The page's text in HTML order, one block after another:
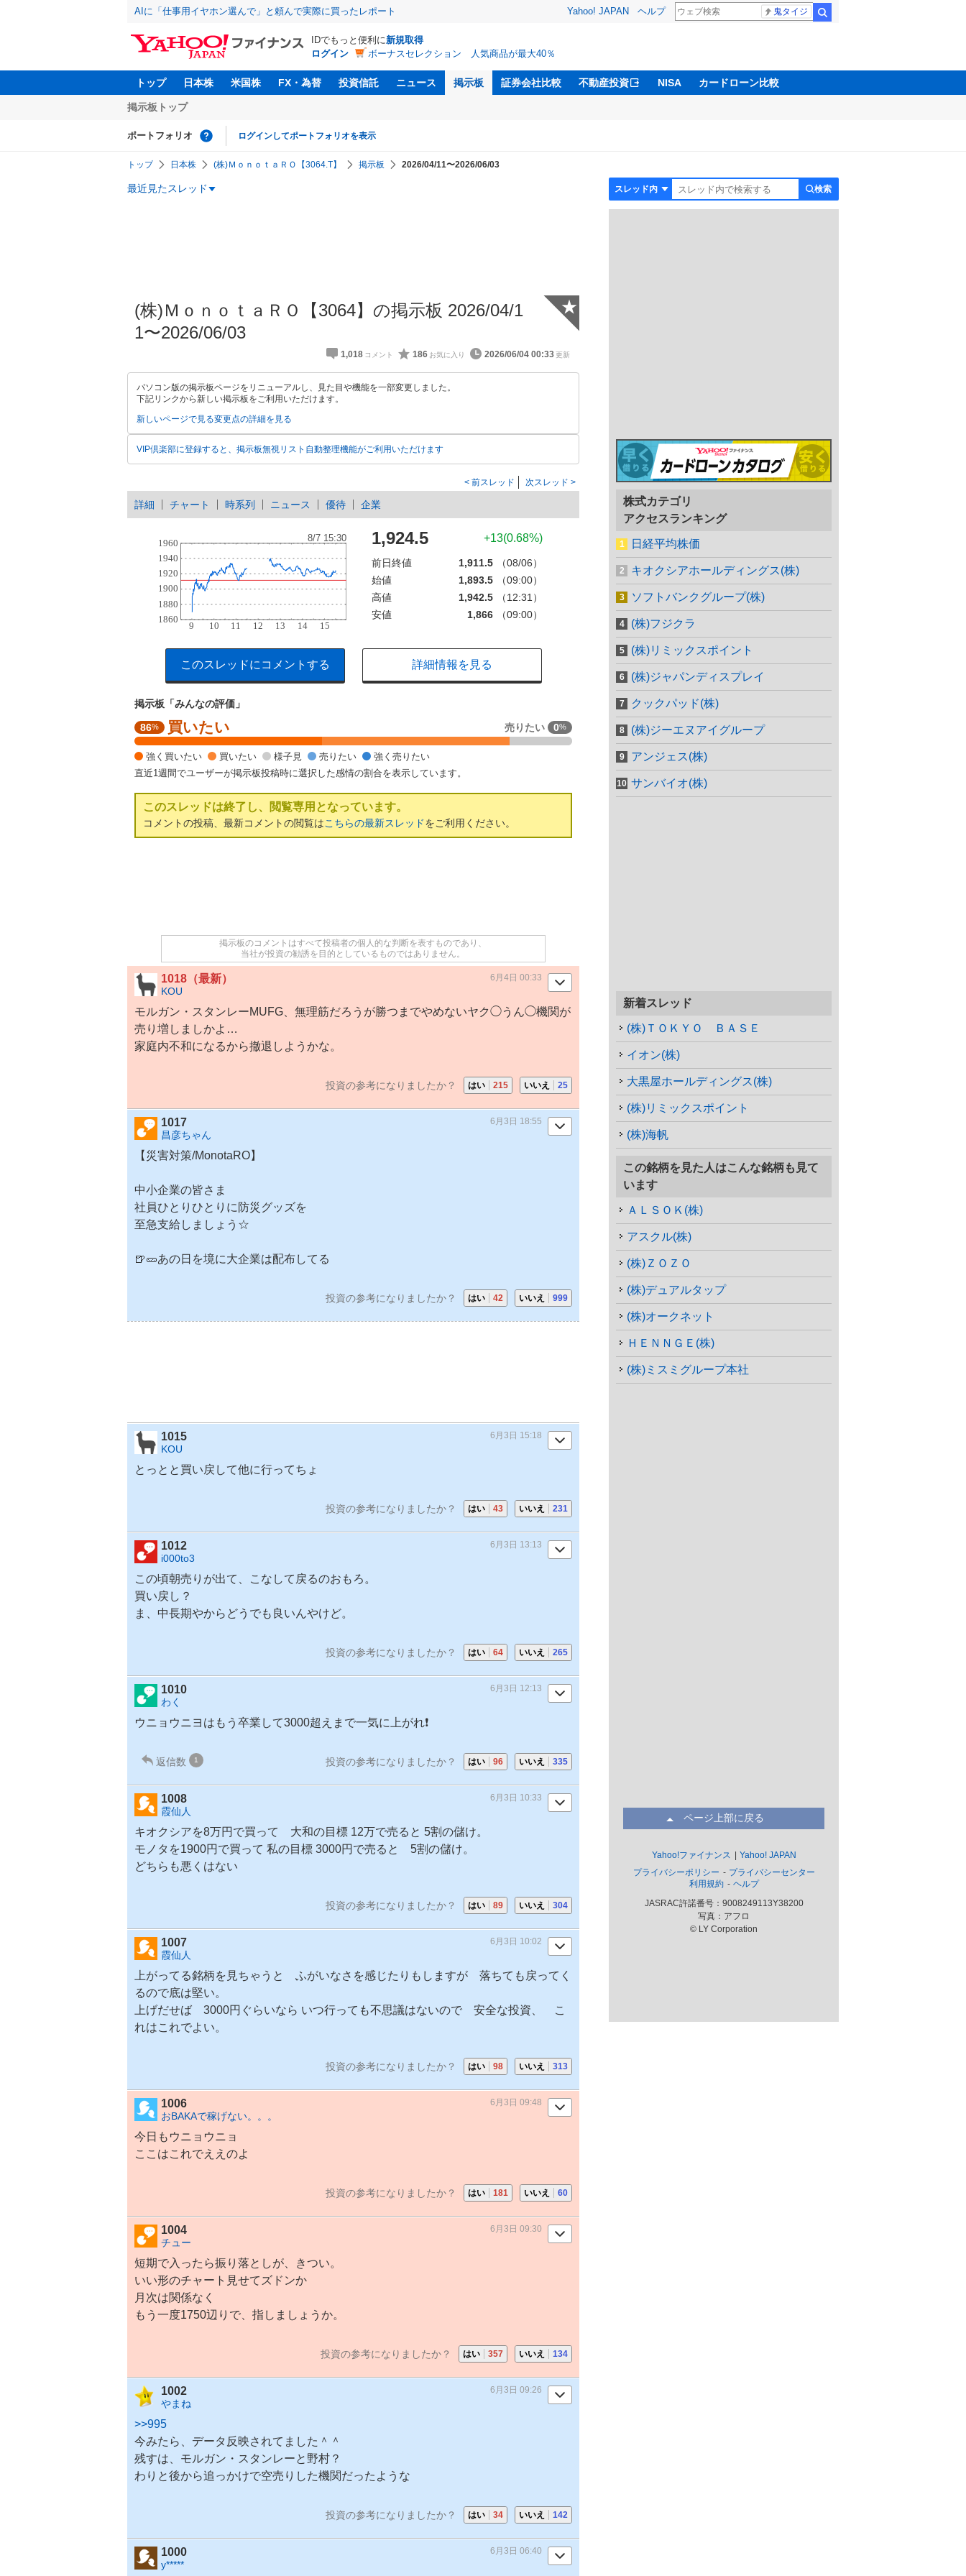
AIに「仕事用イヤホン選んで」と頼んで実際に買ったレポート Yahoo! JAPAN ヘルプ 鬼タイジ
IDでもっと便利に新規取得
ログイン
ボーナスセレクション 人気商品が最大40％
トップ 日本株 米国株 FX・為替 投資信託 ニュース 掲示板 証券会社比較 不動産投資 NISA カードローン比較
掲示板トップ
ポートフォリオ ログインしてポートフォリオを表示
トップ 日本株 (株)ＭｏｎｏｔａＲＯ【3064.T】 掲示板 2026/04/11〜2026/06/03
最近見たスレッド 検索
(株)ＭｏｎｏｔａＲＯ【3064】の掲示板 2026/04/1
1〜2026/06/03
1,018 186 2026/06/04 00:33
★
パソコン版の掲示板ページをリニューアルし、見た目や機能を一部変更しました。
下記リンクから新しい掲示板をご利用いただけます。
新しいページで見る変更点の詳細を見る
VIP倶楽部に登録すると、掲示板無視リスト自動整理機能がご利用いただけます
前スレッド 次スレッド
詳細 チャート 時系列 ニュース 優待 企業
1,924.5 +13(0.68%)
前日終値 1,911.5
（08/06）
始値
1,893.5
（09:00）
高値
1,942.5
（12:31）
安値
1,866 （09:00）
このスレッドにコメントする 詳細情報を見る
掲示板「みんなの評価」
強
く
買
い
い
.
2
6
%
,
様
4
2
%
86% 買いたい 売りたい 0%
強く買いたい 買いたい 様子見 売りたい
強く売りたい
直近1週間でユーザーが掲示板投稿時に選択した感情の割合を表示しています。
このスレッドは終了し、閲覧専用となっています。
コメントの投稿、最新コメントの閲覧はこちらの最新スレッドをご利用ください。
掲示板のコメントはすべて投稿者の個人的な判断を表すものであり、
当社が投資の勧誘を目的としているものではありません。
1018（最新）
KOU
6月4日 00:33
モルガン・ スタンレーMUFG、無理筋だろうが勝つまでやめないヤク◯うん◯機関が
売り増しましかよ…
家庭内不和になるから撤退しようかな。
投資の参考になりましたか？ はい 215 いいえ 25
1017
昌彦ちゃん
6月3日 18:55
【 災害対策/MonotaRO】
中小企業の皆さま
社員ひとりひとりに防災グッズを
至急支給しましょう☆
🍺🥒あの日を境に大企業は配布してる
投資の参考になりましたか？ はい 42 いいえ 999
1015
KOU
6月3日 15:18
とっとと買い戻して他に行ってちょ
投資の参考になりましたか？ はい 43 いいえ 231
1012
i000to3
6月3日 13:13
この頃朝売りが出て、こなして戻るのおもろ。
買い戻し？
ま、中長期やからどうでも良いんやけど。
投資の参考になりましたか？ はい 64 いいえ 265
1010
わく
6月3日 12:13
ウニョウニヨはもう卒業して3000超えまで一気に上がれ❗
返信数 1 投資の参考になりましたか？ はい 96 いいえ 335
1008
霞仙人
6月3日 10:33
キオクシアを8万円で買って 大和の目標 12万で売ると 5割の儲け。
モノタを1900円で買って 私の目標 3000円で売ると 5割の儲け。
どちらも悪くはない
投資の参考になりましたか？ はい 89 いいえ 304
1007
霞仙人
6月3日 10:02
上がってる銘柄を見ちゃうと ふがいなさを感じたりもしますが 落ちても戻ってく
るので底は堅い。
上げだせば 3000円ぐらいなら いつ行っても不思議はないので 安全な投資、 こ
れはこれでよい。
投資の参考になりましたか？ はい 98 いいえ 313
1006
おBAKAで稼げない。。。
6月3日 09:48
今日もウニョウニョ
ここはこれでええのよ
投資の参考になりましたか？ はい 181 いいえ 60
1004
チュー
6月3日 09:30
短期で入ったら振り落としが、きつい。
いい形のチャート見せてズドンか
月次は関係なく
もう一度1750辺りで、指しましょうか。
投資の参考になりましたか？ はい 357 いいえ 134
1002
やまね
6月3日 09:26
>>995
今みたら、データ反映されてました＾＾
残すは、モルガン・ スタンレーと野村？
わりと後から追っかけで空売りした機関だったような
投資の参考になりましたか？ はい 34 いいえ 142
1000
y*****
6月3日 06:40
株式カテゴリ
アクセスランキング
日経平均株価
キオクシアホールディングス(株)
ソフトバンクグループ(株)
(株)フジクラ
(株)リミックスポイント
(株)ジャパンディスプレイ
クックパッド(株)
(株)ジーエヌアイグループ
アンジェス(株)
サンバイオ(株)
新着スレッド
(株)ＴＯＫＹＯ ＢＡＳＥ
イオン(株)
大黒屋ホールディングス(株)
(株)リミックスポイント
(株)海帆
この銘柄を見た人はこんな銘柄も見て
います
ＡＬＳＯＫ(株)
アスクル(株)
(株)ＺＯＺＯ
(株)デュアルタップ
(株)オークネット
ＨＥＮＮＧＥ(株)
(株)ミスミグループ本社
ページ上部に戻る
Yahoo!ファイナンス
Yahoo! JAPAN
プライバシーポリシー
プライバシーセンター
利用規約
ヘルプ
JASRAC許諾番号：9008249113Y38200
写真：アフロ
© LY Corporation